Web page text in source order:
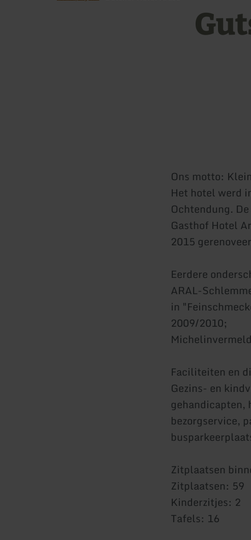
Ons motto:
Het hotel werd
Ochtendung.
Gasthof Hotel
2015
Eerdere
ARAL-
in
2009/2010;
Faciliteiten en
Gezins- en
gehandicapten,
bezorgservice,
Zitplaatsen
Zitplaatsen: 59
Kinderzitjes: 2
Tafels: 16